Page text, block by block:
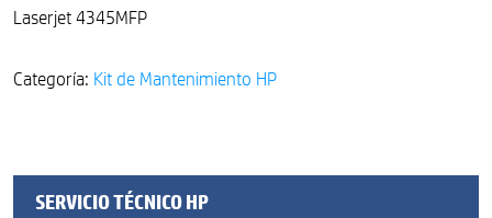
Laserjet 4345MFP
Categoría: Kit de Mantenimiento HP
SERVICIO TÉCNICO HP